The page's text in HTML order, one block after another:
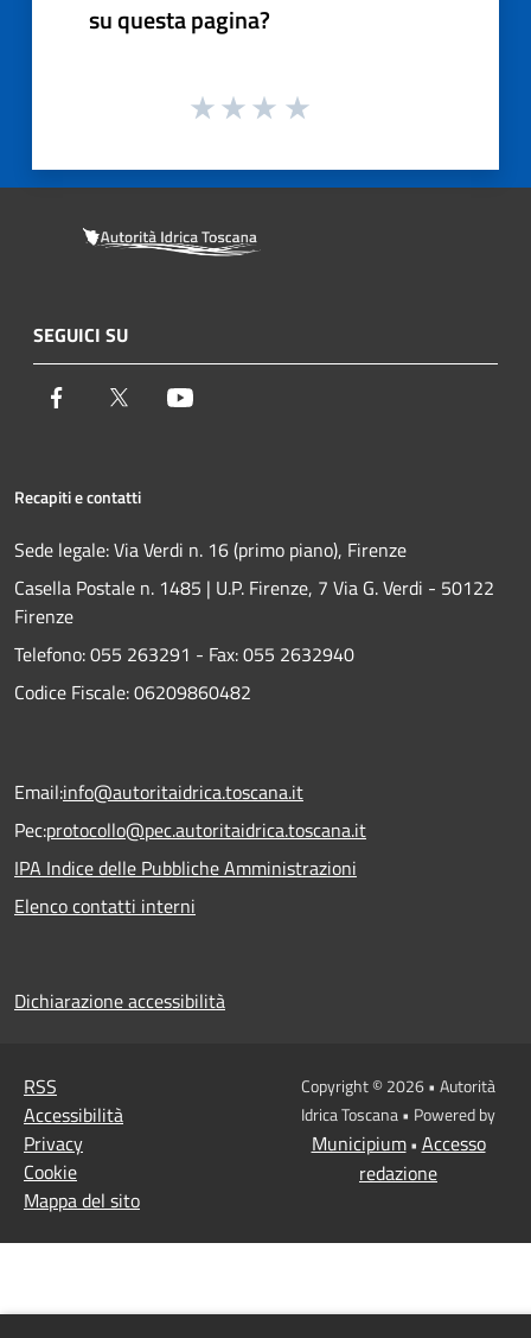
su questa pagina?
SEGUICI SU
Facebook Twitter
Recapiti e contatti
Sede legale: Via Verdi n. 16 (primo piano), Firenze
Casella Postale n. 1485 | U.P. Firenze, 7 Via G. Verdi - 50122
Firenze
Telefono:055 263291 - Fax:055 2632940
Codice Fiscale: 06209860482
Email:info@autoritaidrica.toscana.it
Pec:protocollo@pec.autoritaidrica.toscana.it
IPA Indice delle Pubbliche Amministrazioni
Elenco contatti interni
Dichiarazione accessibilità
RSS
Accessibilità
Privacy
Cookie
Mappa del sito
Copyright © 2026 • Autorità
Idrica Toscana • Powered by
Municipium• Accesso
redazione